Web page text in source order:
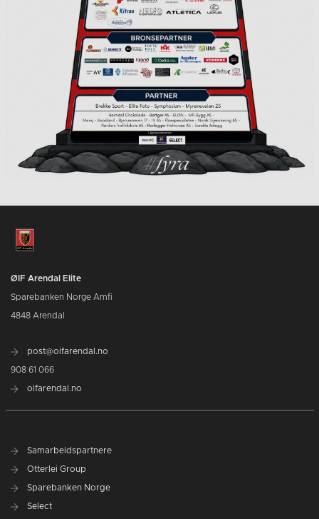
ØIF Arendal Elite
Sparebanken Norge Amfi
4848 Arendal
post@oifarendal.no
908 61 066
oifarendal.no
Samarbeidspartnere
Otterlei Group
Sparebanken Norge
Select